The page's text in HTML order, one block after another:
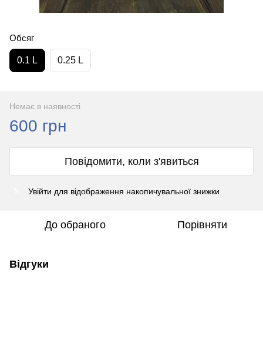
Обсяг
0.1 L 0.25 L
Немає в наявності
600 грн
Повідомити, коли з'явиться
Увійти для відображення накопичувальної знижки
До обраного Порівняти
Відгуки